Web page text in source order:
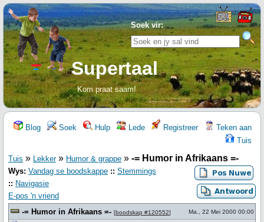
Soek vir:
Supertaal
Kom praat saam!
Blog Soek Hulp Lede Registreer
Teken aan
Tuis
Tuis » Lekker» Humor & grappe » -= Humor in Afrikaans =-
Wys: Vandag se boodskappe :: Stemmings
:: Navigasie
E-pos 'n vriend
-= Humor in Afrikaans =- [boodskap #120552] Ma., 22 Mei 2000 00:00